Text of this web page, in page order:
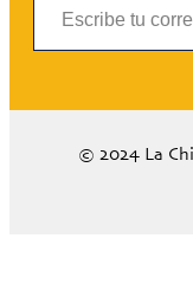
© 2024 La